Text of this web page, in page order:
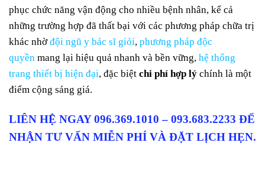
phục chức năng vận động cho nhiều bệnh nhân, kể cả
những trường hợp đã thất bại với các phương pháp chữa trị
khác nhờđội ngũ y bác sĩ giỏi, phương pháp độc
quyền mang lại hiệu quả nhanh và bền vững, hệ thống
trang thiết bị hiện đại, đặc biệt chi phí hợp lý chính là một
điểm cộng sáng giá.
LIÊN HỆ NGAY 096.369.1010 – 093.683.2233 ĐỂ
NHẬN TƯ VẤN MIỄN PHÍ VÀ ĐẶT LỊCH HẸN.